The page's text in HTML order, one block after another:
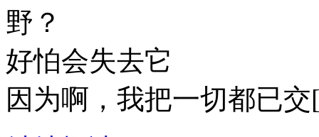
野？
好怕会失去它
因为啊，我把一切都已